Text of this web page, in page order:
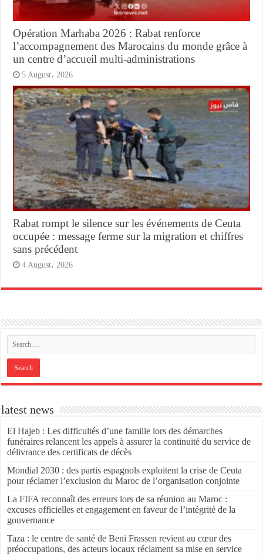
Opération Marhaba 2026 : Rabat renforce
l’accompagnement des Marocains du monde grâce à
un centre d’accueil multi-administrations
5 August، 2026
Rabat rompt le silence sur les événements de Ceuta
occupée : message ferme sur la migration et chiffres
sans précédent
4 August، 2026
latest news
El Hajeb : Les difficultés d’une famille lors des démarches
funéraires relancent les appels à assurer la continuité du service de
délivrance des certificats de décès
Mondial 2030 : des partis espagnols exploitent la crise de Ceuta
pour réclamer l’exclusion du Maroc de l’organisation conjointe
La FIFA reconnaît des erreurs lors de sa réunion au Maroc :
excuses officielles et engagement en faveur de l’intégrité de la
gouvernance
Taza : le centre de santé de Beni Frassen revient au cœur des
préoccupations, des acteurs locaux réclament sa mise en service